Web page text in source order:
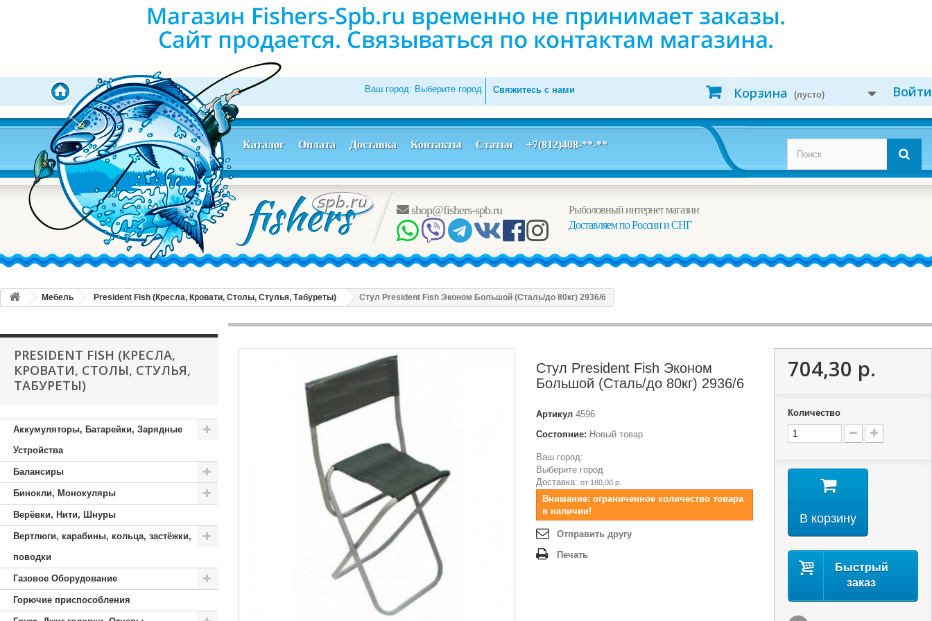
Войти
Корзина (пусто)
Свяжитесь с нами
Ваш город: Выберите город
Каталог Оплата Доставка Контакты Статьи +7(812)408-**-**
Рыболовный интернет магазин
Доставляем по России и СНГ
shop@fishers-spb.ru
Мебель President Fish (Кресла, Кровати, Столы, Стулья, Табуреты) Стул President Fish Эконом Большой (Сталь/до 80кг) 2936/6
PRESIDENT FISH (КРЕСЛА,
КРОВАТИ, СТОЛЫ, СТУЛЬЯ,
ТАБУРЕТЫ)
Аккумуляторы, Батарейки, Зарядные
Устройства
Балансиры
Бинокли, Монокуляры
Верёвки, Нити, Шнуры
Вертлюги, карабины, кольца, застёжки,
поводки
Газовое Оборудование
Горючие приспособления
Стул President Fish Эконом
Большой (Сталь/до 80кг) 2936/6
Артикул 4596
Состояние: Новый товар
Ваш город:
Выберите город
Доставка: от 180,00 р.
Внимание: ограниченное количество товара
в наличии!
Отправить другу
Печать
704,30 р.
Количество
В корзину
Быстрый
заказ